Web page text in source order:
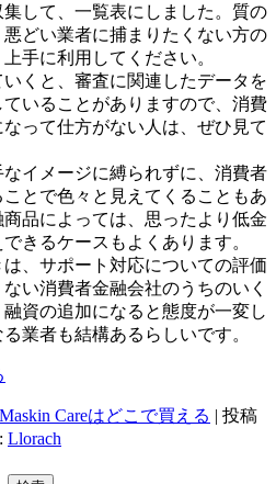
して、一覧表にしました。質の
どい業者に捕まりたくない方の
手に利用してください。
くと、審査に関連したデータを
いることがありますので、消費
って仕方がない人は、ぜひ見て
イメージに縛られずに、消費者
とで色々と見えてくることもあ
品によっては、思ったより低金
きるケースもよくあります。
、サポート対応についての評価
い消費者金融会社のうちのいく
資の追加になると態度が一変し
業者も結構あるらしいです。
Maskin Careはどこで買える | 投稿
Llorach